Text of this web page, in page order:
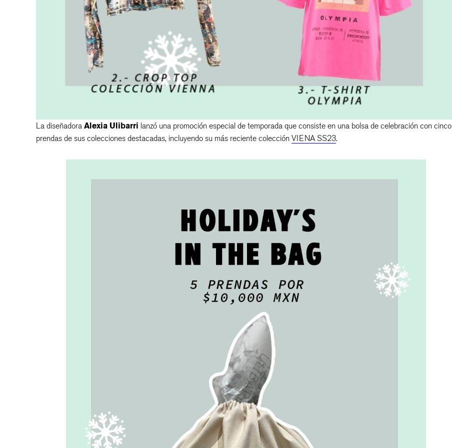
La diseñadora Alexia Ulibarri lanzó una promoción especial de temporada que consiste en una bolsa de celebración con cinco
prendas de sus colecciones destacadas, incluyendo su más reciente colección VIENA SS23.